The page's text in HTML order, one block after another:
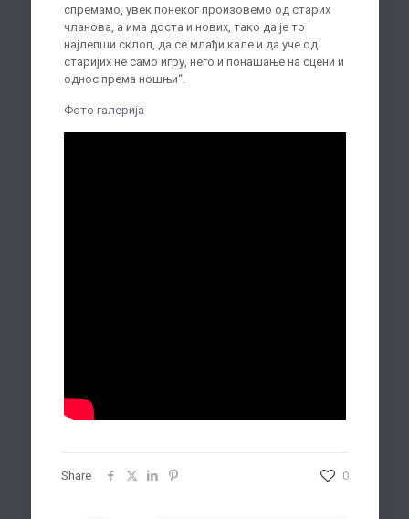
спремамо, увек понеког произовемо од старих
чланова, а има доста и нових, тако да је то
најлепши склоп, да се млађи кале и да уче од
старијих не само игру, него и понашање на сцени и
однос према ношњи“.
Фото галерија
Share 0